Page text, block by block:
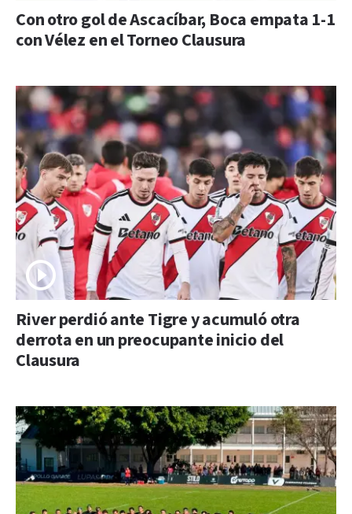
Con otro gol de Ascacíbar, Boca empata 1-1
con Vélez en el Torneo Clausura
River perdió ante Tigre y acumuló otra
derrota en un preocupante inicio del
Clausura